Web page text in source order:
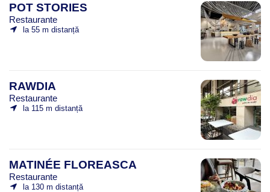
POT STORIES
Restaurante
la 55 m distanță
RAWDIA
Restaurante
la 115 m distanță
MATINÉE FLOREASCA
Restaurante
la 130 m distanță